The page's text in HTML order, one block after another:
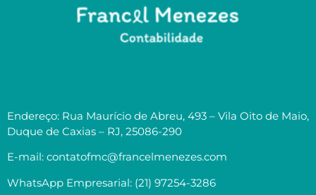
Endereço: Rua Maurício de Abreu, 493 – Vila Oito de Maio,
Duque de Caxias – RJ, 25086-290
E-mail: contatofmc@francelmenezes.com
WhatsApp Empresarial: (21) 97254-3286